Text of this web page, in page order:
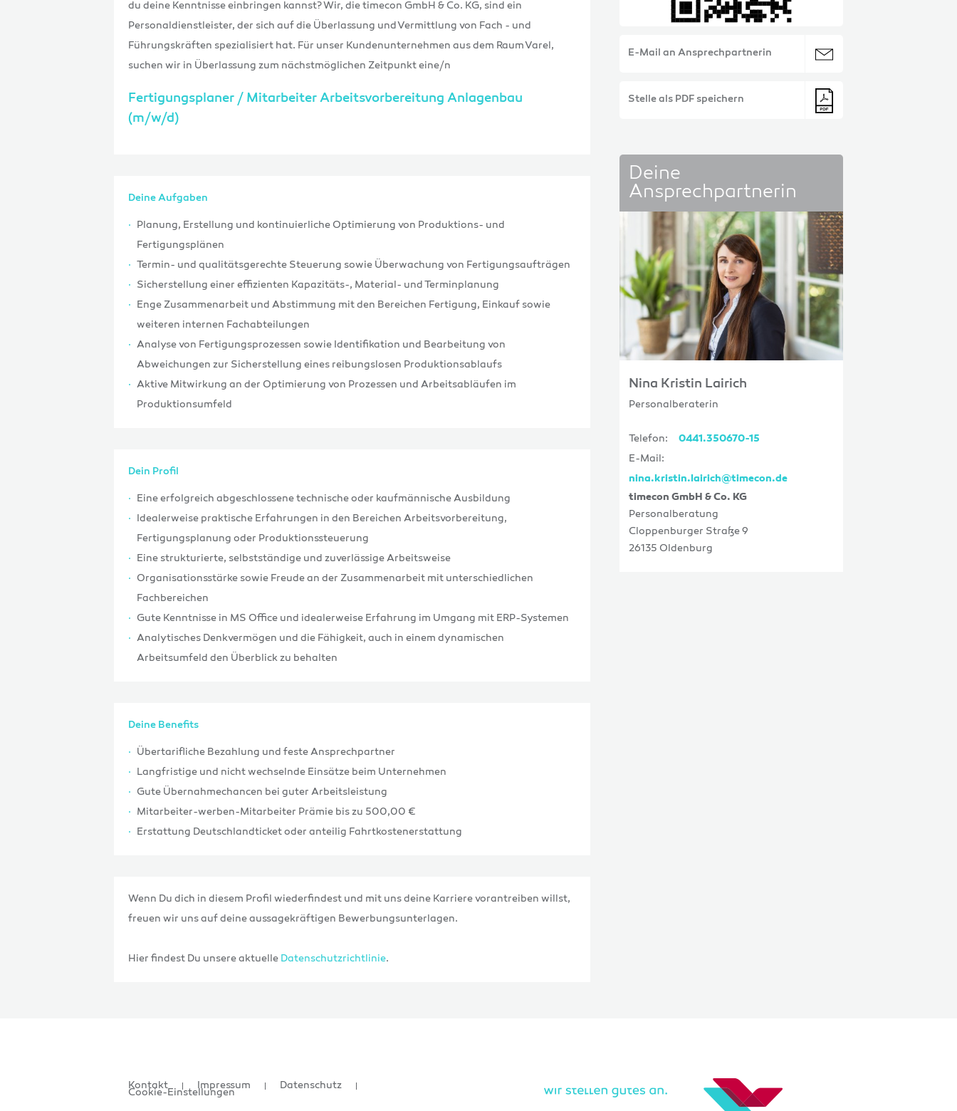
du deine Kenntnisse einbringen kannst? Wir, die timecon GmbH & Co. KG, sind ein
Personaldienstleister, der sich auf die Überlassung und Vermittlung von Fach - und
Führungskräften spezialisiert hat. Für unser Kundenunternehmen aus dem Raum Varel,
suchen wir in Überlassung zum nächstmöglichen Zeitpunkt eine/n
Fertigungsplaner / Mitarbeiter Arbeitsvorbereitung Anlagenbau
(m/w/d)
Deine Aufgaben
Planung, Erstellung und kontinuierliche Optimierung von Produktions- und
Fertigungsplänen
Termin- und qualitätsgerechte Steuerung sowie Überwachung von Fertigungsaufträgen
Sicherstellung einer effizienten Kapazitäts-, Material- und Terminplanung
Enge Zusammenarbeit und Abstimmung mit den Bereichen Fertigung, Einkauf sowie
weiteren internen Fachabteilungen
Analyse von Fertigungsprozessen sowie Identifikation und Bearbeitung von
Abweichungen zur Sicherstellung eines reibungslosen Produktionsablaufs
Aktive Mitwirkung an der Optimierung von Prozessen und Arbeitsabläufen im
Produktionsumfeld
Dein Profil
Eine erfolgreich abgeschlossene technische oder kaufmännische Ausbildung
Idealerweise praktische Erfahrungen in den Bereichen Arbeitsvorbereitung,
Fertigungsplanung oder Produktionssteuerung
Eine strukturierte, selbstständige und zuverlässige Arbeitsweise
Organisationsstärke sowie Freude an der Zusammenarbeit mit unterschiedlichen
Fachbereichen
Gute Kenntnisse in MS Office und idealerweise Erfahrung im Umgang mit ERP-Systemen
Analytisches Denkvermögen und die Fähigkeit, auch in einem dynamischen
Arbeitsumfeld den Überblick zu behalten
Deine Benefits
Übertarifliche Bezahlung und feste Ansprechpartner
Langfristige und nicht wechselnde Einsätze beim Unternehmen
Gute Übernahmechancen bei guter Arbeitsleistung
Mitarbeiter-werben-Mitarbeiter Prämie bis zu 500,00 €
Erstattung Deutschlandticket oder anteilig Fahrtkostenerstattung
Wenn Du dich in diesem Profil wiederfindest und mit uns deine Karriere vorantreiben willst,
freuen wir uns auf deine aussagekräftigen Bewerbungsunterlagen.
Hier findest Du unsere aktuelle Datenschutzrichtlinie.
E-Mail an Ansprechpartnerin
Stelle als PDF speichern
Deine
Ansprechpartnerin
Nina Kristin Lairich
Personalberaterin
Telefon: 0441.350670-15
E-Mail:
nina.kristin.lairich@timecon.de
timecon GmbH & Co. KG
Personalberatung
Cloppenburger Straße 9
26135 Oldenburg
Kontakt Impressum Datenschutz
Cookie-Einstellungen